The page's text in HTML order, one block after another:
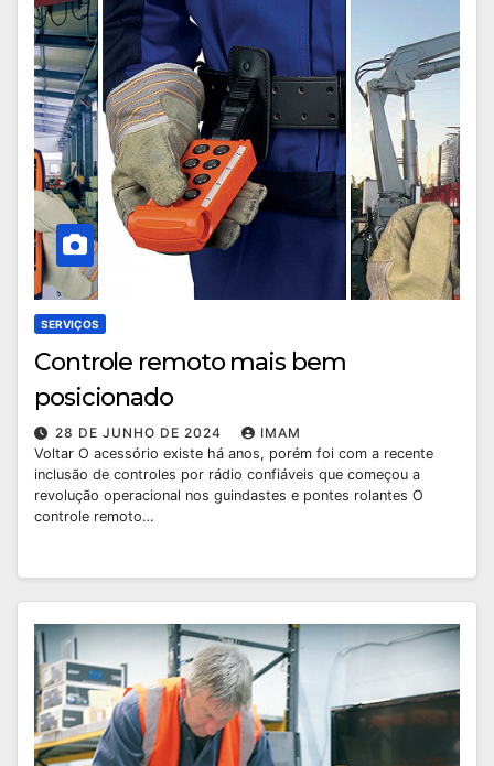
SERVIÇOS
Controle remoto mais bem
posicionado
28 DE JUNHO DE 2024
IMAM
Voltar O acessório existe há anos, porém foi com a recente
inclusão de controles por rádio confiáveis que começou a
revolução operacional nos guindastes e pontes rolantes O
controle remoto…